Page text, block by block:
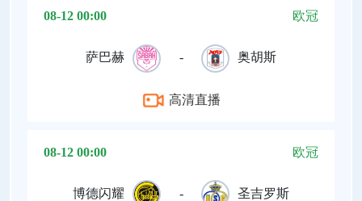
08-12 00:00 欧冠
萨巴赫 - 奥胡斯
高清直播
08-12 00:00 欧冠
博德闪耀 - 圣吉罗斯